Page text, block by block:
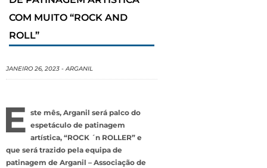
COM MUITO “ROCK AND
ROLL”
JANEIRO 26, 2023 -ARGANIL
E ste mês, Arganil será palco do
espetáculo de patinagem
artística, “ROCK ´n ROLLER” e
que será trazido pela equipa de
patinagem de Arganil – Associação de